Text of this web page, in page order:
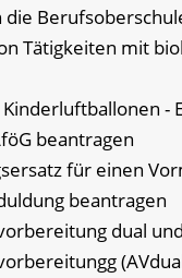
Tätigkeiten mit
-
beantragen
für einen
beantragen
dual und